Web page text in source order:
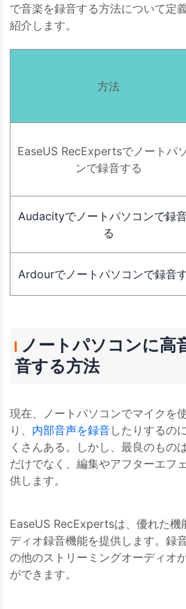
で音楽を録音する方法について定
紹介します。
方法
EaseUS RecExpertsでノートパ
ンで録音する
Audacityでノートパソコンで録
る
Ardourでノートパソコンで録音
ノートパソコンに高
音する方法
現在、ノートパソコンでマイクを
り、 内部音声を録音したりするの
くさんある。しかし、最良のもの
だけでなく、編集やアフターエフ
供します。
EaseUS RecExpertsは、優れた機
ディオ録音機能を提供します。録
の他のストリーミングオーディオ
ができます。